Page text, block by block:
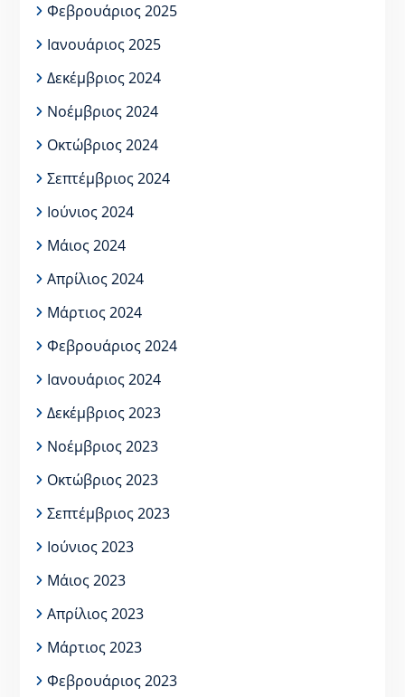
Φεβρουάριος 2025
Ιανουάριος 2025
Δεκέμβριος 2024
Νοέμβριος 2024
Οκτώβριος 2024
Σεπτέμβριος 2024
Ιούνιος 2024
Μάιος 2024
Απρίλιος 2024
Μάρτιος 2024
Φεβρουάριος 2024
Ιανουάριος 2024
Δεκέμβριος 2023
Νοέμβριος 2023
Οκτώβριος 2023
Σεπτέμβριος 2023
Ιούνιος 2023
Μάιος 2023
Απρίλιος 2023
Μάρτιος 2023
Φεβρουάριος 2023